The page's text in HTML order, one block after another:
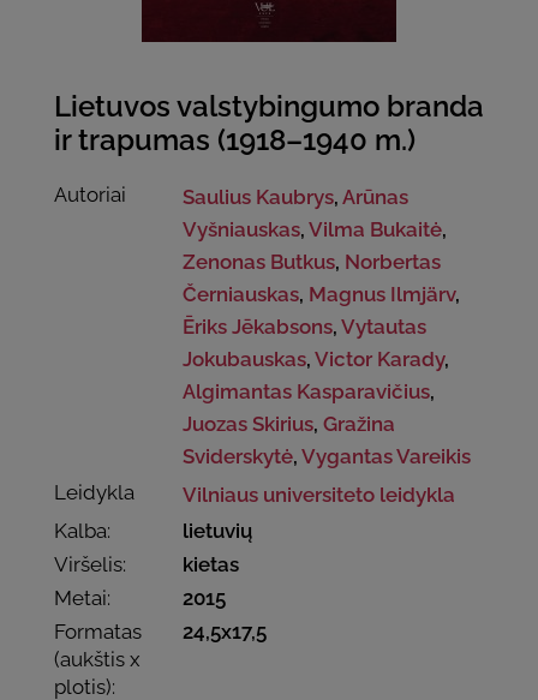
Lietuvos valstybingumo branda
ir trapumas (1918–1940 m.)
Autoriai Saulius Kaubrys,Arūnas
Vyšniauskas,Vilma Bukaitė,
Zenonas Butkus, Norbertas
Černiauskas, Magnus Ilmjärv,
Ēriks Jēkabsons,Vytautas
Jokubauskas,Victor Karady,
Algimantas Kasparavičius,
Juozas Skirius,Gražina
Sviderskytė,Vygantas Vareikis
Leidykla
Vilniaus universiteto leidykla
Kalba:
lietuvių
Viršelis:
kietas
Metai:
2015
Formatas
(aukštis x
plotis):
24,5x17,5